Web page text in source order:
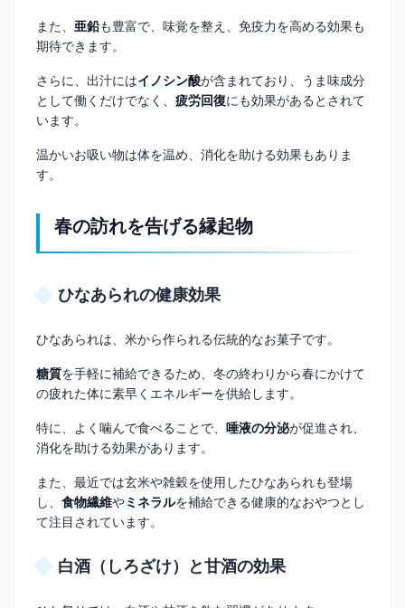
また、 亜鉛も豊富で、味覚を整え、免疫力を高める効果も
期待できます。
さらに、出汁にはイノシン酸が含まれており、うま味成分
として働くだけでなく、 疲労回復にも効果があるとされて
います。
温かいお吸い物は体を温め、消化を助ける効果もありま
す。
春の訪れを告げる縁起物
ひなあられの健康効果
ひなあられは、米から作られる伝統的なお菓子です。
糖質を手軽に補給できるため、冬の終わりから春にかけて
の疲れた体に素早くエネルギーを供給します。
特に、よく噛んで食べることで、 唾液の分泌が促進され、
消化を助ける効果があります。
また、最近では玄米や雑穀を使用したひなあられも登場
し、 食物繊維やミネラルを補給できる健康的なおやつとし
て注目されています。
白酒（しろざけ）と甘酒の効果